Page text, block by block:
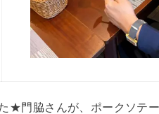
★門脇さんが、ポークソテ